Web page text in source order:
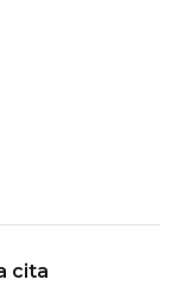
cita